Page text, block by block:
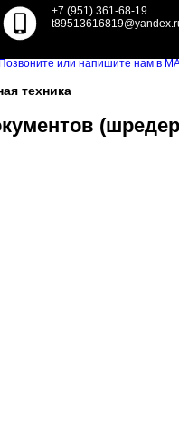
+7 (951) 361-68-19
техника